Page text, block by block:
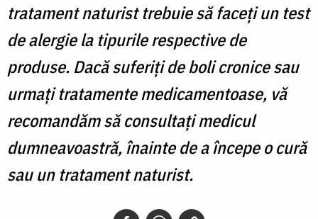
tratament naturist trebuie să faceți un test
de alergie la tipurile respective de
produse. Dacă suferiți de boli cronice sau
urmați tratamente medicamentoase, vă
recomandăm să consultați medicul
dumneavoastră, înainte de a începe o cură
sau un tratament naturist.